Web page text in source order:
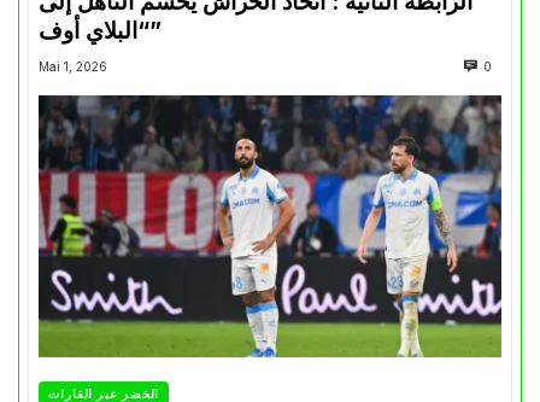
“البلاي أوف”
Mai 1, 2026 0
الخضر عبر القارات